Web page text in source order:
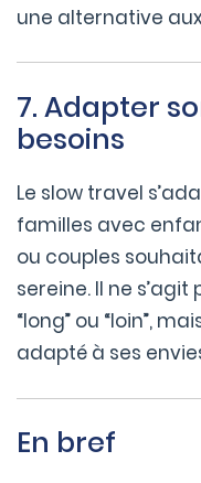
une alternative
7. Adapter
besoins
Le slow travel
familles avec
ou couples
sereine. Il ne
“long” ou “loin”,
adapté à ses
En bref